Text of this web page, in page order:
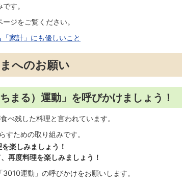
す。
ジをご覧ください。
家計」にも優しいこと
へのお願い
まる）運動」を呼びかけましょう！
べ残した料理と言われています。
すための取り組みです。
楽しみましょう！
再度料理を楽しみましょう！
運動」の呼びかけをお願いします。